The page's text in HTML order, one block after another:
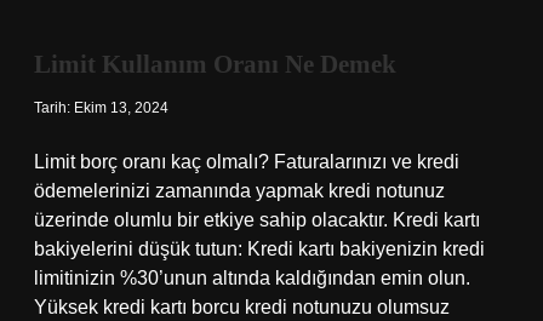
Limit Kullanım Oranı Ne Demek
Tarih: Ekim 13, 2024
Limit borç oranı kaç olmalı? Faturalarınızı ve kredi
ödemelerinizi zamanında yapmak kredi notunuz
üzerinde olumlu bir etkiye sahip olacaktır. Kredi kartı
bakiyelerini düşük tutun: Kredi kartı bakiyenizin kredi
limitinizin %30’unun altında kaldığından emin olun.
Yüksek kredi kartı borcu kredi notunuzu olumsuz